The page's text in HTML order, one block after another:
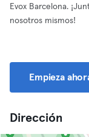
Evox Barcelona.
nosotros mismos!
Empieza
Dirección